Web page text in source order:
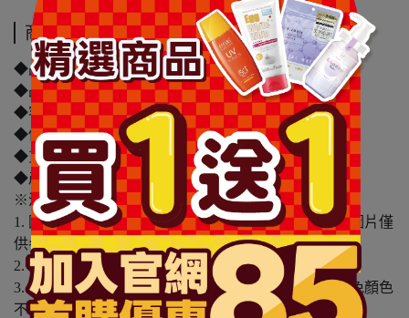
商品介紹
◆品牌名稱：巴黎萊雅
◆品名：巴黎萊雅活力緊緻專研抗皺修護精華乳
◆容量/規格：110ml
◆保存期限：1095天
◆貨源：公司貨
◆產地：中國
※溫馨提醒：
1. 因電腦螢幕設定及個人觀感之差異，本賣場之商品圖片僅
供參考，依實際收到商品為準。
2. 商品包裝會有新舊轉換期，依實際收到商品為準。
3. 商品下訂前，建議實際試色、試用後再行購買，避免顏色
不符或肌膚不適等症狀。